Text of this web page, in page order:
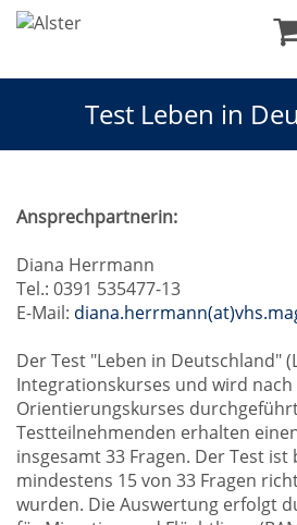
Test Leben in
Test
Leben
in
Deutschland
Ansprechpartnerin:
Diana Herrmann
Tel.: 0391 535477-13
E-Mail:
Der Test "Leben in Deutschland"
Integrationskurses und wird nach
Orientierungskurses
Testteilnehmenden erhalten
insgesamt 33 Fragen. Der Test
mindestens 15 von 33 Fragen
wurden. Die Auswertung erfolgt